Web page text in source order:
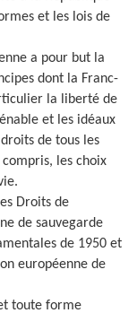
et les lois de
a pour but la
dont la Franc-
la liberté de
et les idéaux
de tous les
les choix
Droits de
de sauvegarde
de 1950 et
européenne de
toute forme